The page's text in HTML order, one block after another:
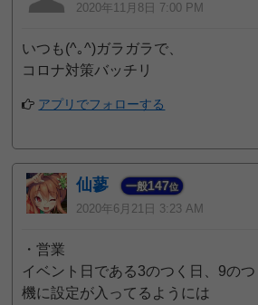
2020年11月8日 7:00 PM
いつも(^｡^)ガラガラで、
コロナ対策バッチリ
アプリでフォローする
仙蓼 一般147位
2020年6月21日 3:23 AM
・営業
イベント日である3のつく日、9の
機に設定が入ってるようには